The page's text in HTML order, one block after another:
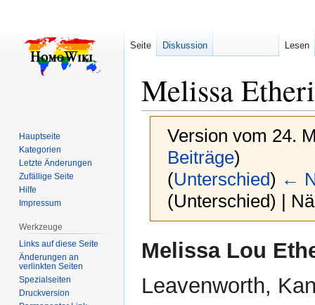
Melissa
Version vom 24.
Beiträge)
(Unterschied) ←
(Unterschied) |
Navigation
Suche
Melissa Lou
Leavenworth,
Seite Diskussion Lesen
Hauptseite
Kategorien
Letzte Änderungen
Zufällige Seite
Hilfe
Impressum
Werkzeuge
Links auf diese Seite
Änderungen an
verlinkten Seiten
Spezialseiten
Druckversion